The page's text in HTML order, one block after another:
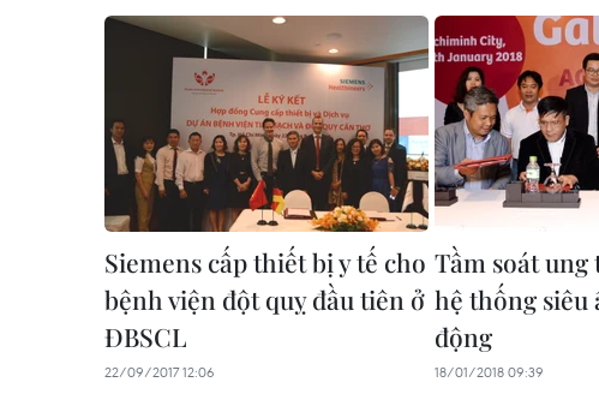
Siemens cấp thiết bị y tế cho
bệnh viện đột quỵ đầu tiên ở
ĐBSCL
22/09/2017 12:06
Tầm soát ung
hệ thống siêu
động
18/01/2018 09:39